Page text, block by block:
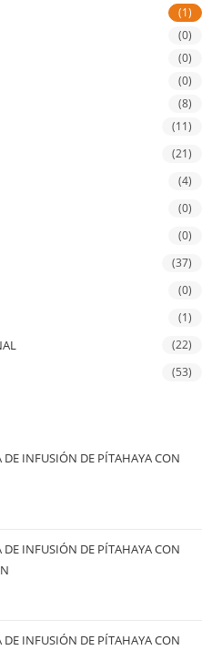
(1)
(0)
(0)
(0)
(8)
(11)
(21)
(4)
(0)
(0)
(37)
(0)
(1)
(22)
(53)
DE INFUSIÓN DE PÍTAHAYA CON
DE INFUSIÓN DE PÍTAHAYA CON
DE INFUSIÓN DE PÍTAHAYA CON